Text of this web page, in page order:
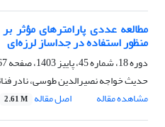
مطالعه عددی پارامترهای مؤثر
منظور استفاده در جداساز لرزه‌ای
دوره 18، شماره 45، پاییز 1403، صفحه
حدیث خواجه نصیرالدین طوسی، نادر
مشاهده مقاله
اصل مقاله 2.61 M